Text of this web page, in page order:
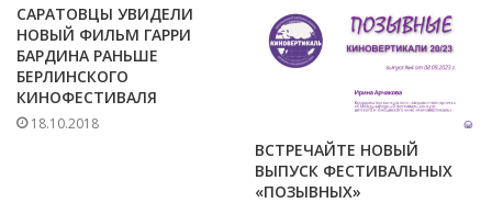
САРАТОВЦЫ УВИДЕЛИ
НОВЫЙ ФИЛЬМ ГАРРИ
БАРДИНА РАНЬШЕ
БЕРЛИНСКОГО
КИНОФЕСТИВАЛЯ
18.10.2018
ВСТРЕЧАЙТЕ НОВЫЙ
ВЫПУСК ФЕСТИВАЛЬНЫХ
«ПОЗЫВНЫХ»